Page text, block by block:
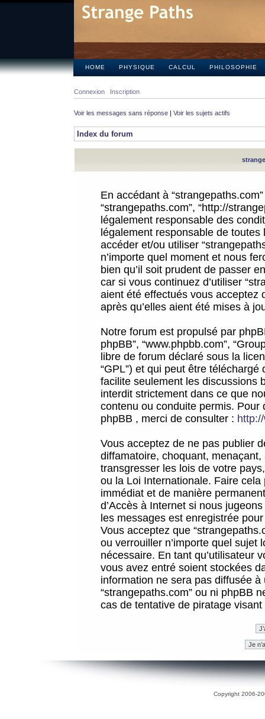
HOME PHYSIQUE CALCUL PHILOSOPHIE
Connexion Inscription
Voir les messages sans réponse | Voir les sujets actifs
Index du forum
En accédant à
“strangepaths.com”, “http://
légalement responsable des
légalement responsable de
accéder et/ou utiliser
n’importe quel moment et nous
bien qu’il soit prudent de passer
car si vous continuez d’utiliser
aient été effectués vous acceptez
après qu’elles aient été mises à
Notre forum est propulsé par
phpBB”, “www.phpbb.com”,
libre de forum déclaré sous la
“GPL”) et qui peut être téléchargé
facilite seulement les discussions
interdit strictement dans ce que
contenu ou conduite permis.
phpBB , merci de consulter :
Vous acceptez de ne pas publier
diffamatoire, choquant,
transgresser les lois de votre
ou la Loi Internationale. Faire
immédiat et de manière
d’Accès à Internet si nous
les messages est enregistrée
Vous acceptez que
ou verrouiller n’importe quel sujet
nécessaire. En tant qu’utilisateur
vous avez entré soient stockées
information ne sera pas diffusée
“strangepaths.com” ou ni phpBB
cas de tentative de piratage
Copyright 2006-